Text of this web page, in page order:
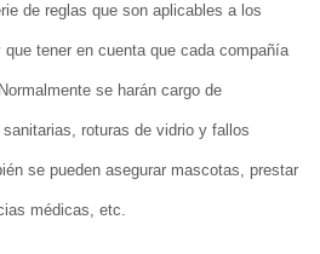
de reglas que son aplicables a los
tener en cuenta que cada compañía
se harán cargo de
roturas de vidrio y fallos
se pueden asegurar mascotas, prestar
médicas, etc.